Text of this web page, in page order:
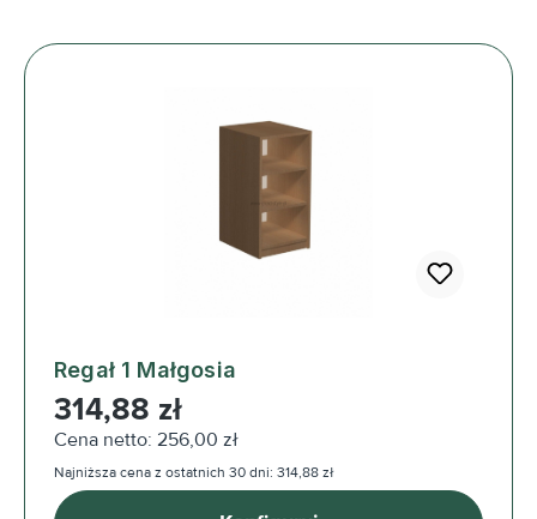
Regał 1 Małgosia
Cena regularna:
314,88 zł
Cena netto: 256,00 zł
Najniższa cena z ostatnich 30 dni: 314,88 zł